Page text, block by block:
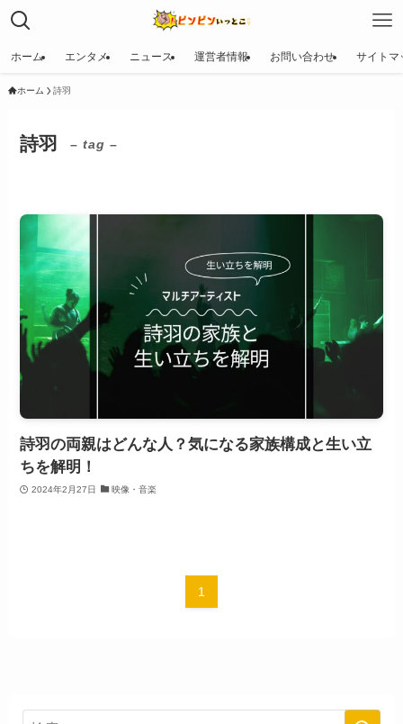
ホーム エンタメ ニュース 運営者情報 お問い合わせ サイトマ
ホーム 詩羽
詩羽 – tag –
詩羽の両親はどんな人？気になる家族構成と生い立
ちを解明！
2024年2月27日 映像・音楽
1